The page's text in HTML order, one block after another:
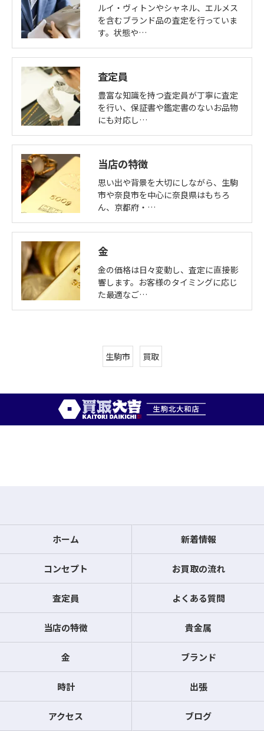
ルイ・ヴィトンやシャネル、エルメス
を含むブランド品の査定を行っていま
す。状態や…
査定員
豊富な知識を持つ査定員が丁寧に査定
を行い、保証書や鑑定書のないお品物
にも対応し…
当店の特徴
思い出や背景を大切にしながら、生駒
市や奈良市を中心に奈良県はもちろ
ん、京都府・…
金
金の価格は日々変動し、査定に直接影
響します。お客様のタイミングに応じ
た最適なご…
生駒市 買取
ホーム 新着情報
コンセプト お買取の流れ
査定員 よくある質問
当店の特徴 貴金属
金 ブランド
時計 出張
アクセス ブログ